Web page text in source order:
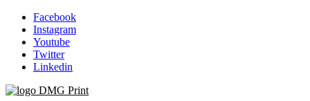
Facebook
Instagram
Youtube
Twitter
Linkedin